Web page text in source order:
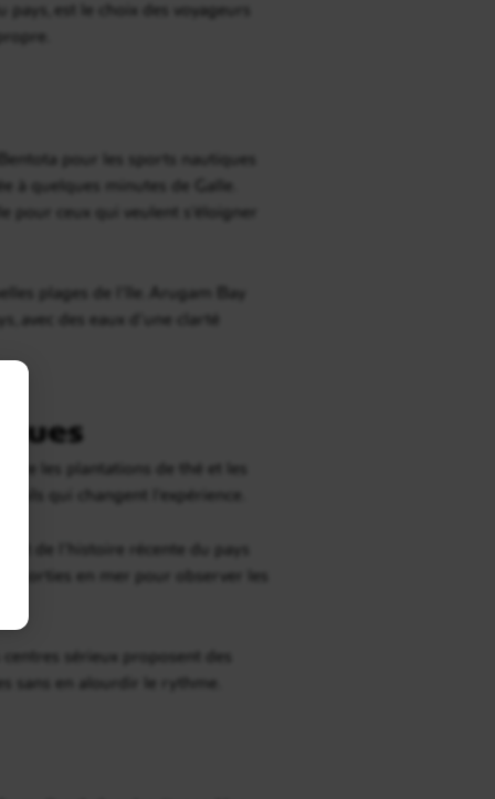
est le choix des voyageurs
pour les sports nautiques
à quelques minutes de Galle.
ceux qui veulent s’éloigner
plages de l’île. Arugam Bay
avec des eaux d’une clarté
les plantations de thé et les
qui changent l’expérience.
de l’histoire récente du pays
sorties en mer pour observer les
sérieux proposent des
sans en alourdir le rythme.